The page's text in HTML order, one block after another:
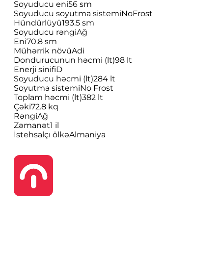
Soyuducu eni56 sm
Soyuducu soyutma sistemiNoFrost
Hündürlüyü193.5 sm
Soyuducu rəngiAğ
Eni70.8 sm
Mühərrik növüAdi
Dondurucunun həcmi (lt)98 lt
Enerji sinifiD
Soyuducu həcmi (lt)284 lt
Soyutma sistemiNo Frost
Toplam həcmi (lt)382 lt
Çəki72.8 kq
RəngiAğ
Zəmanət1 il
İstehsalçı ölkəAlmaniya